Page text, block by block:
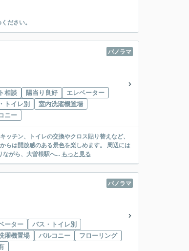
ださい。
パノラマ
相談 陽当り良好
エレベーター
トイレ別
室内洗濯機置場
ニー
ッチン、トイレの交換やクロス貼り替えなど、
らは開放感のある景色を楽しめます。 周辺には
ながら、大曽根駅へ... もっと見る
パノラマ
ーター
バス・トイレ別
濯機置場
バルコニー
フローリング